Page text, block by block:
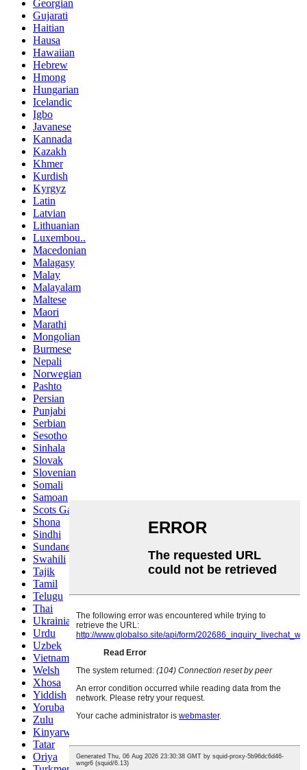
Georgian
Gujarati
Haitian
Hausa
Hawaiian
Hebrew
Hmong
Hungarian
Icelandic
Igbo
Javanese
Kannada
Kazakh
Khmer
Kurdish
Kyrgyz
Latin
Latvian
Lithuanian
Luxembou..
Macedonian
Malagasy
Malay
Malayalam
Maltese
Maori
Marathi
Mongolian
Burmese
Nepali
Norwegian
Pashto
Persian
Punjabi
Serbian
Sesotho
Sinhala
Slovak
Slovenian
Somali
Samoan
Scots Gaelic
Shona
Sindhi
Sundanese
Swahili
Tajik
Tamil
Telugu
Thai
Ukrainian
Urdu
Uzbek
Vietnamese
Welsh
Xhosa
Yiddish
Yoruba
Zulu
Kinyarwanda
Tatar
Oriya